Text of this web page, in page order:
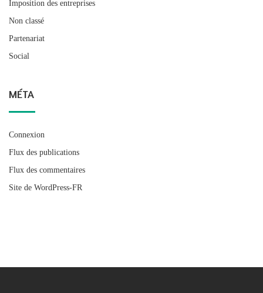
Imposition des entreprises
Non classé
Partenariat
Social
MÉTA
Connexion
Flux des publications
Flux des commentaires
Site de WordPress-FR